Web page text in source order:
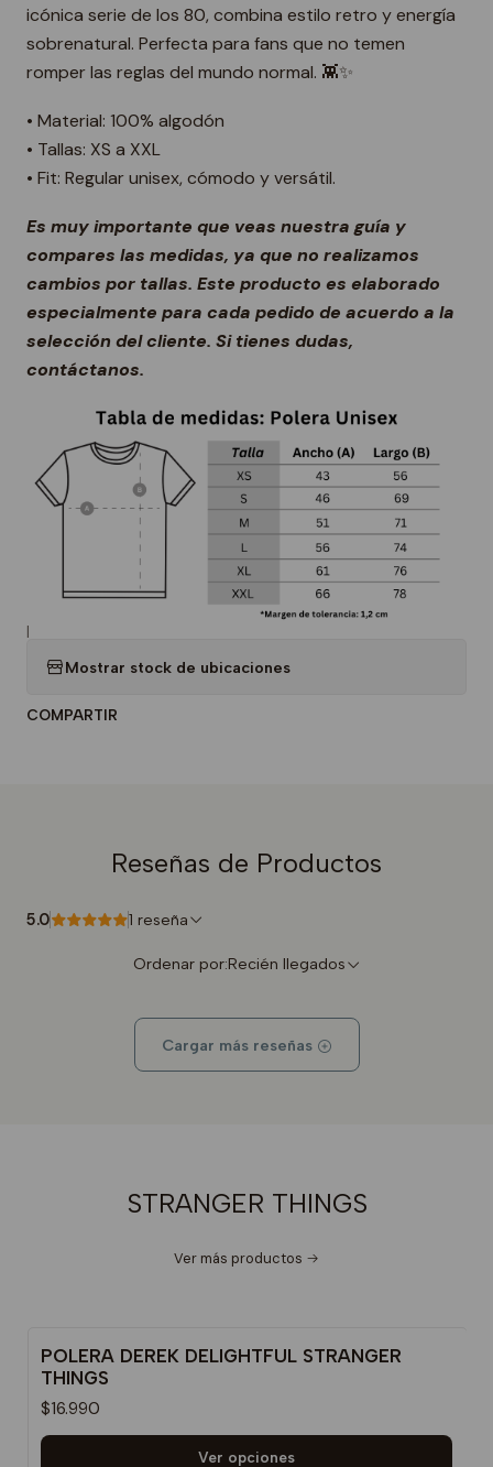
icónica serie de los 80, combina estilo retro y energía
sobrenatural. Perfecta para fans que no temen
romper las reglas del mundo normal. 👾✨
• Material: 100% algodón
• Tallas: XS a XXL
• Fit: Regular unisex, cómodo y versátil.
Es muy importante que veas nuestra guía y
compares las medidas, ya que no realizamos
cambios por tallas. Este producto es elaborado
especialmente para cada pedido de acuerdo a la
selección del cliente. Si tienes dudas,
contáctanos.
|
Mostrar stock de ubicaciones
COMPARTIR
Reseñas de Productos
5.0 1 reseña
Ordenar por:Recién llegados
Cargar más reseñas
STRANGER THINGS
Ver más productos
POLERA DEREK DELIGHTFUL STRANGER
THINGS
$16.990
Ver opciones